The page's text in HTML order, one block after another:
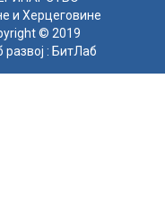
и Херцеговине
© 2019
развој : БитЛаб